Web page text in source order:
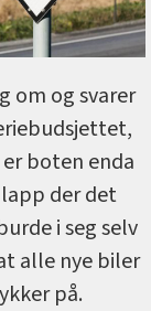
om og svarer
boten enda
der det
i seg selv
alle nye biler
på.